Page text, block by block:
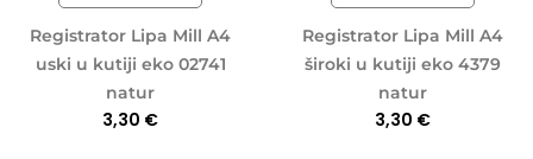
Registrator Lipa Mill A4
uski u kutiji eko 02741
natur
3,30 €
Registrator Lipa Mill A4
široki u kutiji eko 4379
natur
3,30 €